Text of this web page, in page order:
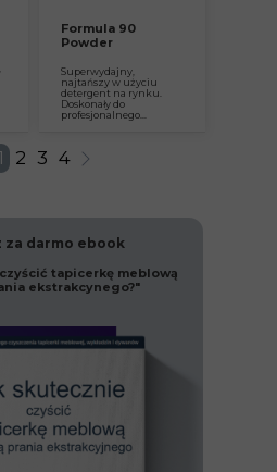
Formula 90
Powder
Superwydajny,
najtańszy w użyciu
detergent na rynku.
Doskonały do
profesjonalnego...
2 3 4
za darmo ebook
tapicerkę meblową
ekstrakcynego?"